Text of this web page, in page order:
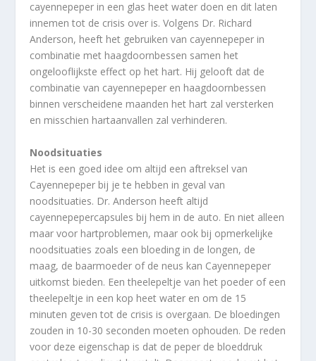
cayennepeper in een glas heet water doen en dit laten
innemen tot de crisis over is. Volgens Dr. Richard
Anderson, heeft het gebruiken van cayennepeper in
combinatie met haagdoornbessen samen het
ongelooflijkste effect op het hart. Hij gelooft dat de
combinatie van cayennepeper en haagdoornbessen
binnen verscheidene maanden het hart zal versterken
en misschien hartaanvallen zal verhinderen.
Noodsituaties
Het is een goed idee om altijd een aftreksel van
Cayennepeper bij je te hebben in geval van
noodsituaties. Dr. Anderson heeft altijd
cayennepepercapsules bij hem in de auto. En niet alleen
maar voor hartproblemen, maar ook bij opmerkelijke
noodsituaties zoals een bloeding in de longen, de
maag, de baarmoeder of de neus kan Cayennepeper
uitkomst bieden. Een theelepeltje van het poeder of een
theelepeltje in een kop heet water en om de 15
minuten geven tot de crisis is overgaan. De bloedingen
zouden in 10-30 seconden moeten ophouden. De reden
voor deze eigenschap is dat de peper de bloeddruk